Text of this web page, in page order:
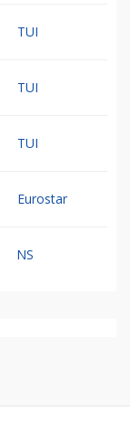
TUI
TUI
TUI
Eurostar
NS